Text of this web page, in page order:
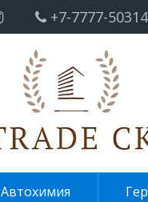
+7-7777-
Автохимия